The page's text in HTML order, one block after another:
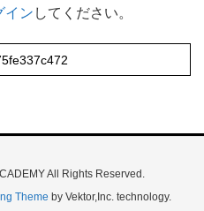
イン してください。
All Rights Reserved.
Theme by Vektor,Inc. technology.